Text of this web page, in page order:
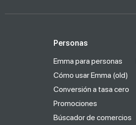
Personas
Emma para personas
Cómo usar Emma (old)
Conversión a tasa cero
Promociones
Búscador de comercios